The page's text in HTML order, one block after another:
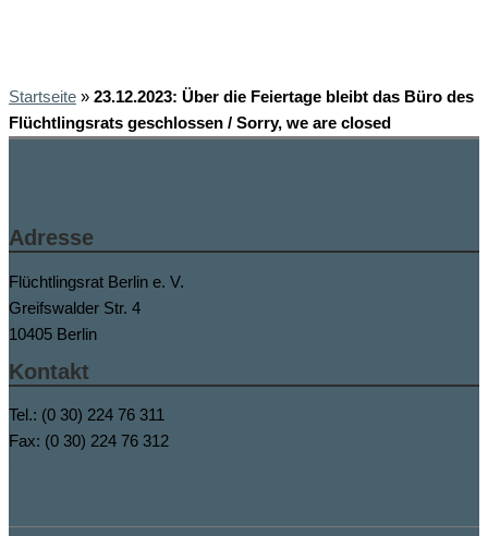
Startseite » 23.12.2023: Über die Feiertage bleibt das Büro des
Flüchtlingsrats geschlossen / Sorry, we are closed
Adresse
Flüchtlingsrat Berlin e. V.
Greifswalder Str. 4
10405 Berlin
Kontakt
Tel.: (0 30) 224 76 311
Fax: (0 30) 224 76 312